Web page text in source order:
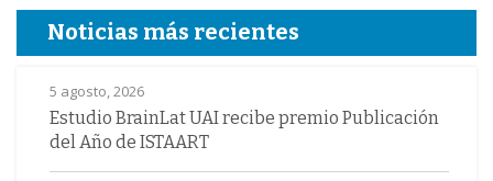
Noticias más recientes
5 agosto, 2026
Estudio BrainLat UAI recibe premio Publicación
del Año de ISTAART